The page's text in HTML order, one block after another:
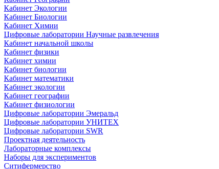
Кабинет Экологии
Кабинет Биологии
Кабинет Химии
Цифровые лаборатории Научные развлечения
Кабинет начальной школы
Кабинет физики
Кабинет химии
Кабинет биологии
Кабинет математики
Кабинет экологии
Кабинет географии
Кабинет физиологии
Цифровые лаборатории Эмеральд
Цифровые лаборатории УНИТЕХ
Цифровые лаборатории SWR
Проектная деятельность
Лабораторные комплексы
Наборы для экспериментов
Ситифермерство